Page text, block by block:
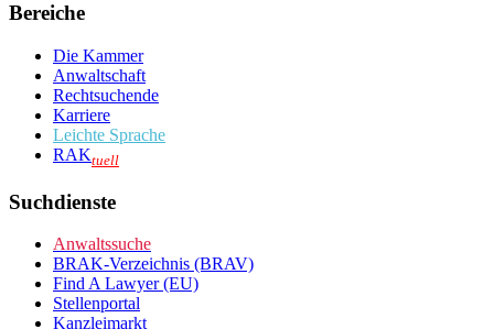
Bereiche
Die Kammer
Anwaltschaft
Rechtsuchende
Karriere
Leichte Sprache
RAKtuell
Suchdienste
Anwaltssuche
BRAK-Verzeichnis (BRAV)
Find A Lawyer (EU)
Stellenportal
Kanzleimarkt